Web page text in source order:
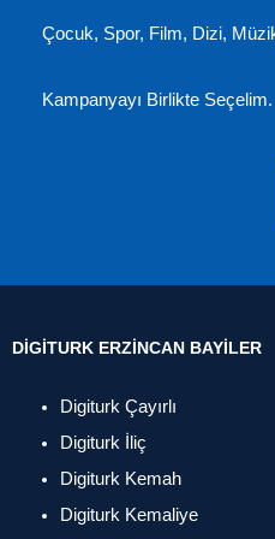
Çocuk, Spor, Film, Dizi,
Kampanyayı Birlikte Seçelim.
DIGITURK ERZINCAN BAYILER
Digiturk Çayırlı
Digiturk İliç
Digiturk Kemah
Digiturk Kemaliye